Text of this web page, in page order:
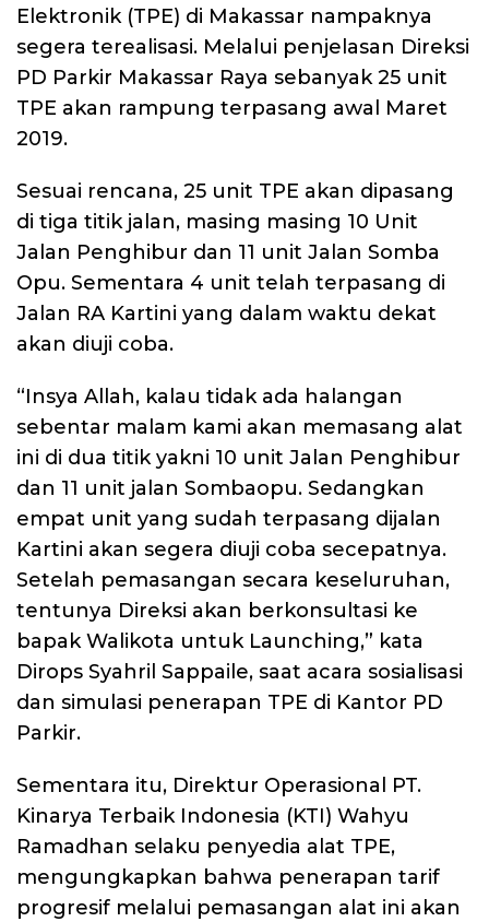
Elektronik (TPE) di Makassar nampaknya
segera terealisasi. Melalui penjelasan Direksi
PD Parkir Makassar Raya sebanyak 25 unit
TPE akan rampung terpasang awal Maret
2019.
Sesuai rencana, 25 unit TPE akan dipasang
di tiga titik jalan, masing masing 10 Unit
Jalan Penghibur dan 11 unit Jalan Somba
Opu. Sementara 4 unit telah terpasang di
Jalan RA Kartini yang dalam waktu dekat
akan diuji coba.
“Insya Allah, kalau tidak ada halangan
sebentar malam kami akan memasang alat
ini di dua titik yakni 10 unit Jalan Penghibur
dan 11 unit jalan Sombaopu. Sedangkan
empat unit yang sudah terpasang dijalan
Kartini akan segera diuji coba secepatnya.
Setelah pemasangan secara keseluruhan,
tentunya Direksi akan berkonsultasi ke
bapak Walikota untuk Launching,” kata
Dirops Syahril Sappaile, saat acara sosialisasi
dan simulasi penerapan TPE di Kantor PD
Parkir.
Sementara itu, Direktur Operasional PT.
Kinarya Terbaik Indonesia (KTI) Wahyu
Ramadhan selaku penyedia alat TPE,
mengungkapkan bahwa penerapan tarif
progresif melalui pemasangan alat ini akan